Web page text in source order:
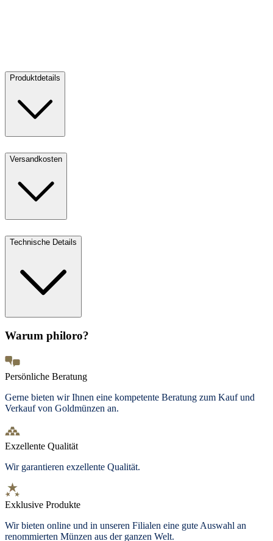
Produktdetails
Versandkosten
Technische Details
Warum philoro?
Persönliche Beratung
Gerne bieten wir Ihnen eine kompetente Beratung zum Kauf und
Verkauf von Goldmünzen an.
Exzellente Qualität
Wir garantieren exzellente Qualität.
Exklusive Produkte
Wir bieten online und in unseren Filialen eine gute Auswahl an
renommierten Münzen aus der ganzen Welt.